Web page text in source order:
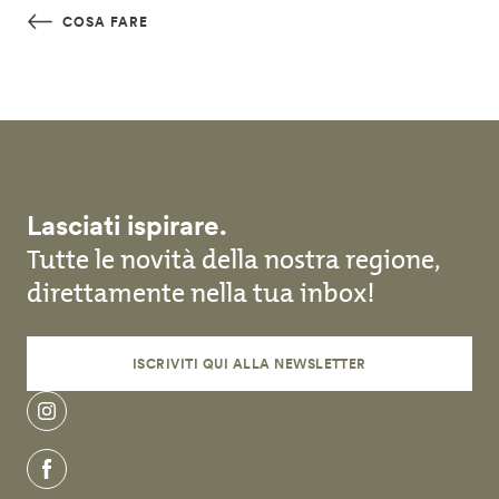
Salta al contenuto principale
COSA FARE
Lasciati ispirare.
Tutte le novità della nostra regione,
direttamente nella tua inbox!
ISCRIVITI QUI ALLA NEWSLETTER
instagram
facebook